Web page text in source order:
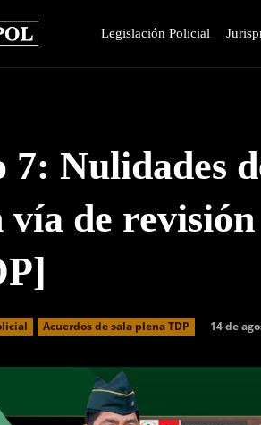
Legislación Policial
7: Nulidades
vía de
Acuerdos de sala plena TDP 14 de